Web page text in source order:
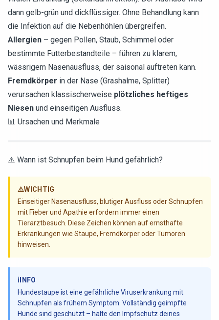
dann gelb-grün und dickflüssiger. Ohne Behandlung kann
die Infektion auf die Nebenhöhlen übergreifen.
Allergien – gegen Pollen, Staub, Schimmel oder
bestimmte Futterbestandteile – führen zu klarem,
wässrigem Nasenausfluss, der saisonal auftreten kann.
Fremdkörper in der Nase (Grashalme, Splitter)
verursachen klassischerweise plötzliches heftiges
Niesen und einseitigen Ausfluss.
📊 Ursachen und Merkmale
⚠️ Wann ist Schnupfen beim Hund gefährlich?
⚠️WICHTIG
Einseitiger Nasenausfluss, blutiger Ausfluss oder Schnupfen
mit Fieber und Apathie erfordern immer einen
Tierarztbesuch. Diese Zeichen können auf ernsthafte
Erkrankungen wie Staupe, Fremdkörper oder Tumoren
hinweisen.
ℹ️ INFO
Hundestaupe ist eine gefährliche Viruserkrankung mit
Schnupfen als frühem Symptom. Vollständig geimpfte
Hunde sind geschützt – halte den Impfschutz deines